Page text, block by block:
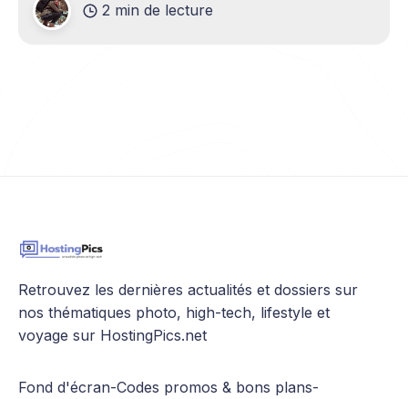
avantages et les inconvénients, si c'est sécurisé,
si ça
2 min de lecture
Retrouvez les dernières actualités et dossiers sur
nos thématiques photo, high-tech, lifestyle et
voyage sur HostingPics.net
Fond d'écran-Codes promos & bons plans-